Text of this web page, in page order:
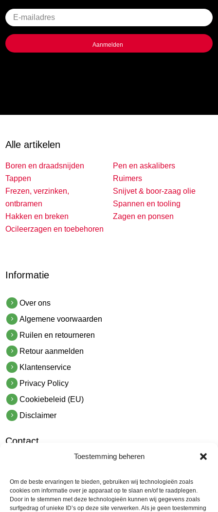
Toestemming beheren
Om de beste ervaringen te bieden, gebruiken wij technologieën zoals
cookies om informatie over je apparaat op te slaan en/of te raadplegen.
Door in te stemmen met deze technologieën kunnen wij gegevens zoals
surfgedrag of unieke ID’s op deze site verwerken. Als je geen toestemming
Geen
titel
Alle artikelen
Boren en draadsnijden
Tappen
Frezen, verzinken,
ontbramen
Hakken en breken
Ocileerzagen en toebehoren
Pen en askalibers
Ruimers
Snijvet & boor-zaag olie
Spannen en tooling
Zagen en ponsen
Informatie
Over ons
Algemene voorwaarden
Ruilen en retourneren
Retour aanmelden
Klantenservice
Privacy Policy
Cookiebeleid (EU)
Disclaimer
Contact
t.0228 53 00 40
e.info@hetindustriehuis.com